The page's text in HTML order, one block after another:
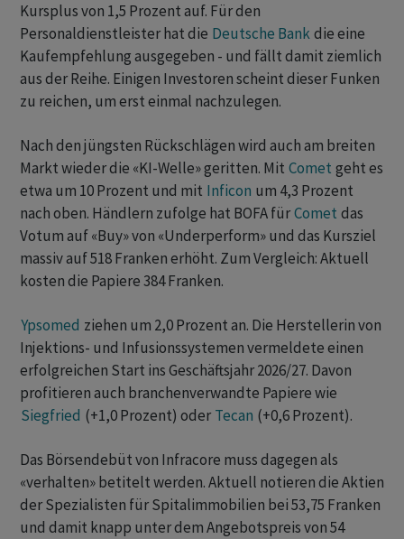
Kursplus von 1,5 Prozent auf. Für den
Personaldienstleister hat die Deutsche Bankdie eine
Kaufempfehlung ausgegeben - und fällt damit ziemlich
aus der Reihe. Einigen Investoren scheint dieser Funken
zu reichen, um erst einmal nachzulegen.
Nach den jüngsten Rückschlägen wird auch am breiten
Markt wieder die «KI-Welle» geritten. Mit Comet geht es
etwa um 10 Prozent und mit Inficon um 4,3 Prozent
nach oben. Händlern zufolge hat BOFA fürComet das
Votum auf «Buy» von «Underperform» und das Kursziel
massiv auf 518 Franken erhöht. Zum Vergleich: Aktuell
kosten die Papiere 384 Franken.
Ypsomed ziehen um 2,0 Prozent an. Die Herstellerin von
Injektions- und Infusionssystemen vermeldete einen
erfolgreichen Start ins Geschäftsjahr 2026/27. Davon
profitieren auch branchenverwandte Papiere wie
Siegfried (+1,0 Prozent) oder Tecan (+0,6 Prozent).
Das Börsendebüt von Infracore muss dagegen als
«verhalten» betitelt werden. Aktuell notieren die Aktien
der Spezialisten für Spitalimmobilien bei 53,75 Franken
und damit knapp unter dem Angebotspreis von 54